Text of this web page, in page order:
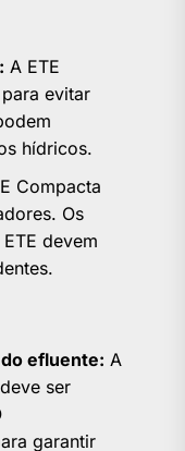
A ETE
evitar
hídricos.
Compacta
Os
devem
efluente: A
ser
garantir